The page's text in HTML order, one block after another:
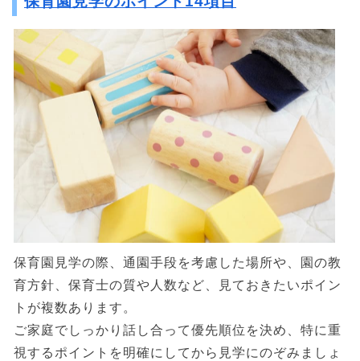
保育園見学の際、通園手段を考慮した場所や、園の教
育方針、保育士の質や人数など、見ておきたいポイン
トが複数あります。
ご家庭でしっかり話し合って優先順位を決め、特に重
視するポイントを明確にしてから見学にのぞみましょ